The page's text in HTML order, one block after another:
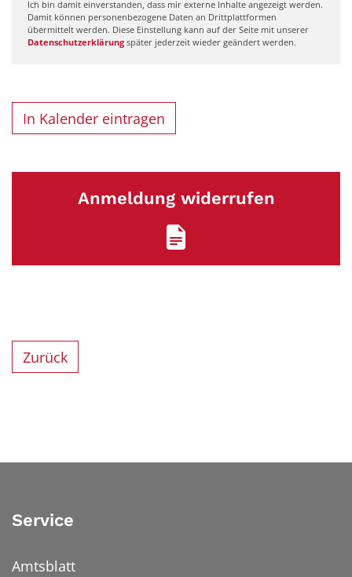
Ich bin damit einverstanden, dass mir externe Inhalte angezeigt werden.
Damit können personenbezogene Daten an Drittplattformen
übermittelt werden. Diese Einstellung kann auf der Seite mit unserer
Datenschutzerklärung später jederzeit wieder geändert werden.
In Kalender eintragen
Anmeldung widerrufen
Zurück
Service
Amtsblatt